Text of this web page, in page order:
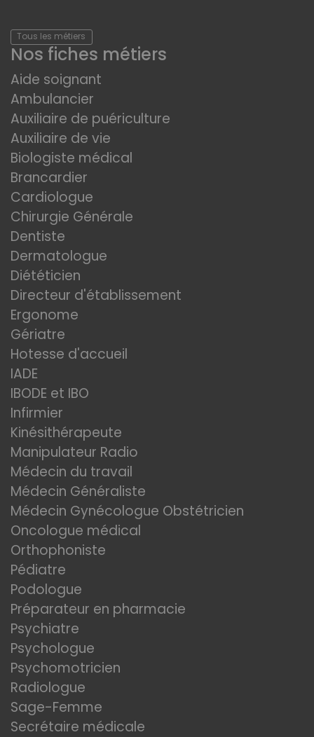
Tous les métiers
Nos fiches métiers
Aide soignant
Ambulancier
Auxiliaire de puériculture
Auxiliaire de vie
Biologiste médical
Brancardier
Cardiologue
Chirurgie Générale
Dentiste
Dermatologue
Diététicien
Directeur d'établissement
Ergonome
Gériatre
Hotesse d'accueil
IADE
IBODE et IBO
Infirmier
Kinésithérapeute
Manipulateur Radio
Médecin du travail
Médecin Généraliste
Médecin Gynécologue Obstétricien
Oncologue médical
Orthophoniste
Pédiatre
Podologue
Préparateur en pharmacie
Psychiatre
Psychologue
Psychomotricien
Radiologue
Sage-Femme
Secrétaire médicale